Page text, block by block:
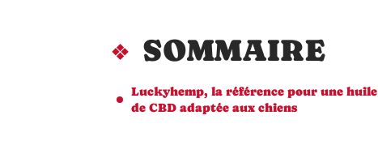
SOMMAIRE
Luckyhemp, la référence pour une huile
de CBD adaptée aux chiens